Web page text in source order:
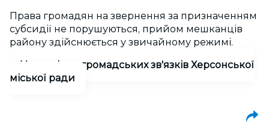
Права громадян на звернення за призначенням
субсидії не порушуються, прийом мешканців
району здійснюється у звичайному режимі.
Управління громадських зв'язків Херсонської
міської ради